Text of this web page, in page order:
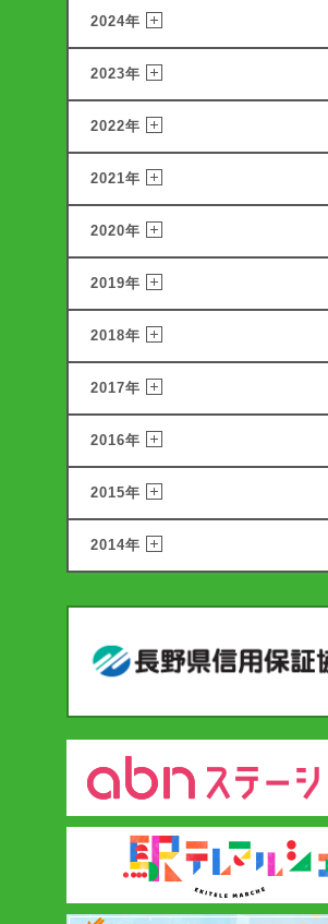
2024年
2023年
2022年
2021年
2020年
2019年
2018年
2017年
2016年
2015年
2014年